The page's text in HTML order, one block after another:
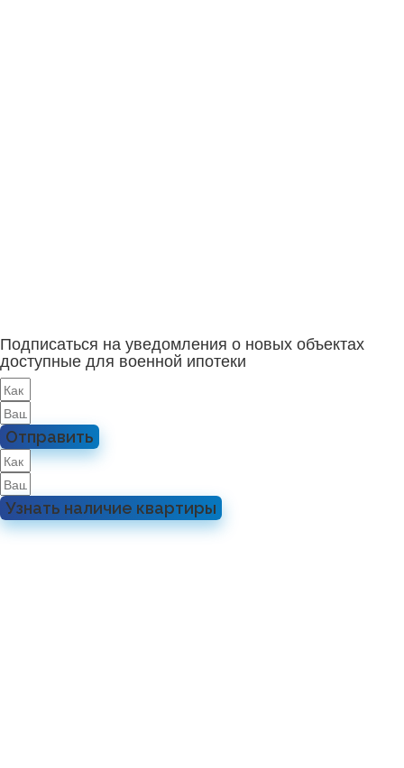
Подписаться на уведомления о новых объектах
доступные для военной ипотеки
Отправить
Узнать наличие квартиры